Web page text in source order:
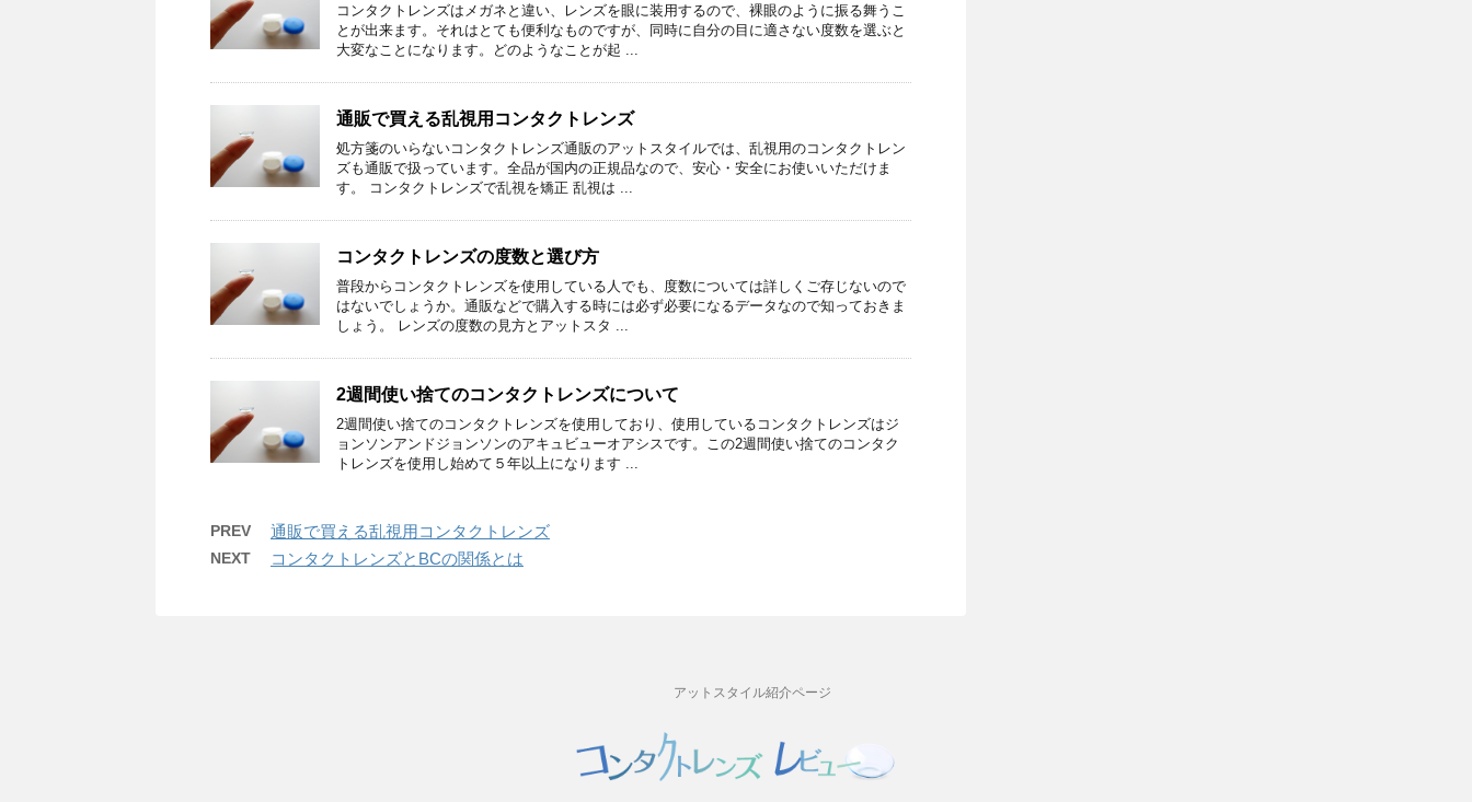
コンタクトレンズはメガネと違い、レンズを眼に装用するので、裸眼のように振る舞うこ
とが出来ます。それはとても便利なものですが、同時に自分の目に適さない度数を選ぶと
大変なことになります。どのようなことが起 ...
通販で買える乱視用コンタクトレンズ
処方箋のいらないコンタクトレンズ通販のアットスタイルでは、乱視用のコンタクトレン
ズも通販で扱っています。全品が国内の正規品なので、安心・安全にお使いいただけま
す。 コンタクトレンズで乱視を矯正 乱視は ...
コンタクトレンズの度数と選び方
普段からコンタクトレンズを使用している人でも、度数については詳しくご存じないので
はないでしょうか。通販などで購入する時には必ず必要になるデータなので知っておきま
しょう。 レンズの度数の見方とアットスタ ...
2週間使い捨てのコンタクトレンズについて
2週間使い捨てのコンタクトレンズを使用しており、使用しているコンタクトレンズはジ
ョンソンアンドジョンソンのアキュビューオアシスです。この2週間使い捨てのコンタク
トレンズを使用し始めて５年以上になります ...
PREV 通販で買える乱視用コンタクトレンズ
NEXT コンタクトレンズとBCの関係とは
アットスタイル紹介ページ